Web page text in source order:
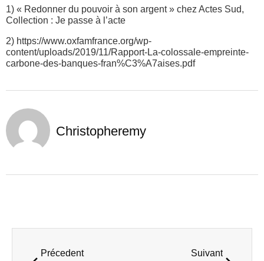
1) « Redonner du pouvoir à son argent » chez Actes Sud,
Collection : Je passe à l’acte
2) https://www.oxfamfrance.org/wp-
content/uploads/2019/11/Rapport-La-colossale-empreinte-
carbone-des-banques-fran%C3%A7aises.pdf
Christopheremy
Précedent Suivant